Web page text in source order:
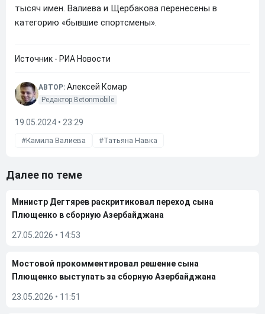
тысяч имен. Валиева и Щербакова перенесены в
категорию «бывшие спортсмены».
Источник - РИА Новости
АВТОР: Алексей Комар
Редактор Betonmobile
19.05.2024 • 23:29
Камила Валиева Татьяна Навка
Далее по теме
Министр Дегтярев раскритиковал переход сына
Плющенко в сборную Азербайджана
27.05.2026 • 14:53
Мостовой прокомментировал решение сына
Плющенко выступать за сборную Азербайджана
23.05.2026 • 11:51